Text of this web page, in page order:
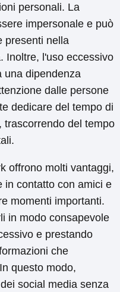
personali. La
impersonale e può
presenti nella
Inoltre, l'uso eccessivo
una dipendenza
dalle persone
dedicare del tempo di
trascorrendo del tempo
offrono molti vantaggi,
in contatto con amici e
momenti importanti.
in modo consapevole
e prestando
che
questo modo,
social media senza